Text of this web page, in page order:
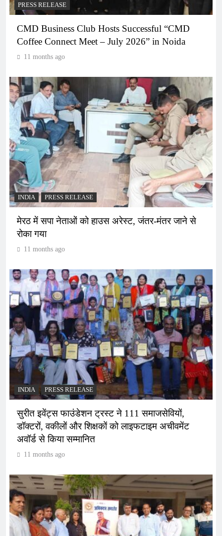
PRESS RELEASE
CMD Business Club Hosts Successful “CMD
Coffee Connect Meet – July 2026” in Noida
11 months ago
INDIA PRESS RELEASE
मेरठ में सपा नेताओं को हाउस अरेस्ट, जंतर-मंतर जाने से
रोका गया
11 months ago
INDIA PRESS RELEASE
सुरीत इवेंट्स फाउंडेशन ट्रस्ट ने 111 समाजसेवियों,
डॉक्टरों, वकीलों और शिक्षकों को लाइफटाइम अचीवमेंट
अवॉर्ड से किया सम्मानित
11 months ago